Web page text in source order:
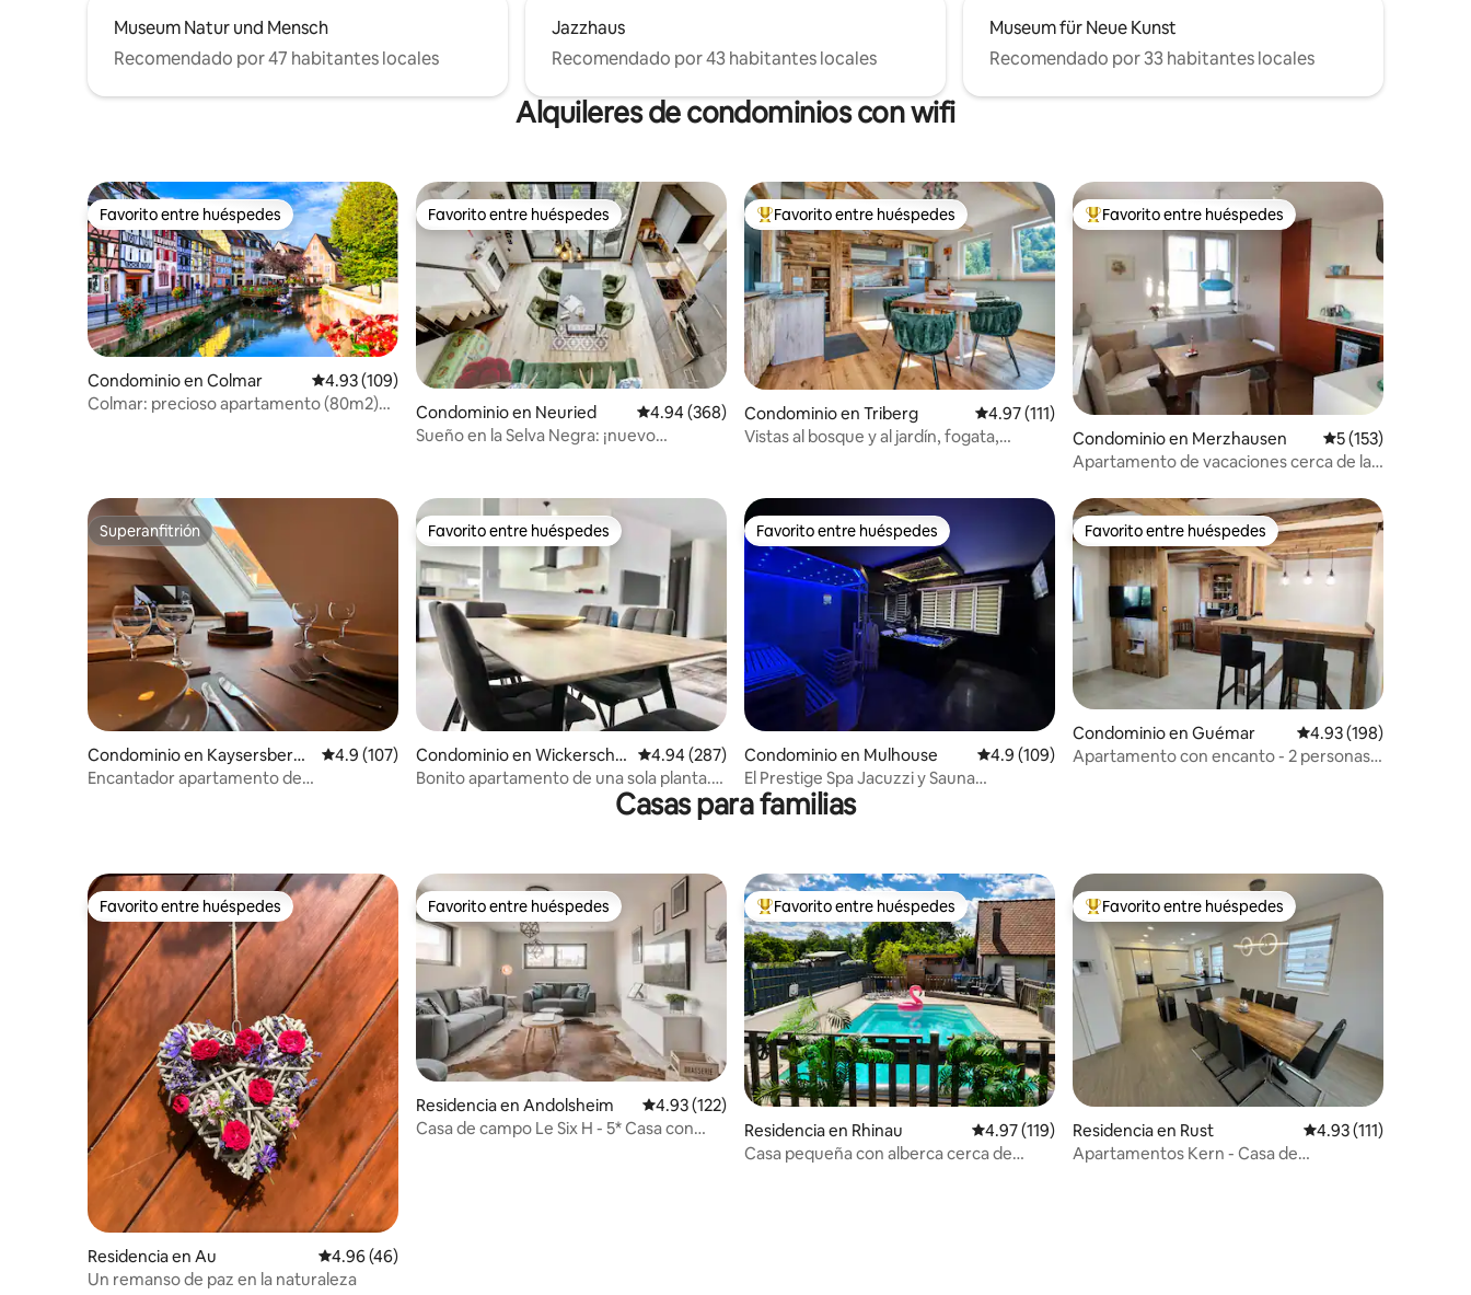
Museum Natur und Mensch
Recomendado por 47 habitantes locales
Jazzhaus
Recomendado por 43 habitantes locales
Museum für Neue Kunst
Recomendado por 33 habitantes locales
Alquileres de condominios con wifi
Favorito entre huéspedes
Favorito entre huéspedes
Condominio en Colmar Calificación promedio: 4.93 de 5; 109 evaluaciones
4.93 (109)
Colmar: precioso apartamento (80m2)
Favorito entre huéspedes
Favorito entre huéspedes
Condominio en Neuried Calificación promedio: 4.94 de 5; 368 evaluaciones
4.94 (368)
Sueño en la Selva Negra: ¡nuevo
De los mejores en Favorito entre huéspedes
Favorito entre huéspedes
Condominio en Triberg Calificación promedio: 4.97 de 5; 111 evaluaciones
4.97 (111)
Vistas al bosque y al jardín, fogata,
De los mejores en Favorito entre huéspedes
Favorito entre huéspedes
Condominio en Merzhausen Calificación
5 (153)
Apartamento de vacaciones cerca de la
Superanfitrión
Superanfitrión
Condominio en Kaysersberg-
Vignoble
Calificación promedio: 4.9 de 5; 107 evaluaciones
4.9 (107)
Encantador apartamento de
Favorito entre huéspedes
Favorito entre huéspedes
Condominio en Wickerschw
ihr
Calificación promedio: 4.94 de 5; 287 evaluaciones
4.94 (287)
Bonito apartamento de una sola planta.
Favorito entre huéspedes
Favorito entre huéspedes
Condominio en Mulhouse Calificación promedio: 4.9 de 5; 109 evaluaciones
4.9 (109)
El Prestige Spa Jacuzzi y Sauna
tradicional
Favorito entre huéspedes
Favorito entre huéspedes
Condominio en Guémar Calificación promedio:
4.93 (198)
Apartamento con encanto - 2 personas
Casas para familias
Favorito entre huéspedes
Favorito entre huéspedes
Residencia en Au Calificación promedio: 4.96 de 5; 46 evaluaciones
4.96 (46)
Un remanso de paz en la naturaleza
Favorito entre huéspedes
Favorito entre huéspedes
Residencia en Andolsheim Calificación promedio: 4.93 de 5; 122 evaluaciones
4.93 (122)
Casa de campo Le Six H - 5* Casa con
De los mejores en Favorito entre huéspedes
Favorito entre huéspedes
Residencia en Rhinau Calificación promedio: 4.97 de 5; 119 evaluaciones
4.97 (119)
Casa pequeña con alberca cerca de
De los mejores en Favorito entre huéspedes
Favorito entre huéspedes
Residencia en Rust Calificación promedio:
4.93 (111)
Apartamentos Kern - Casa de